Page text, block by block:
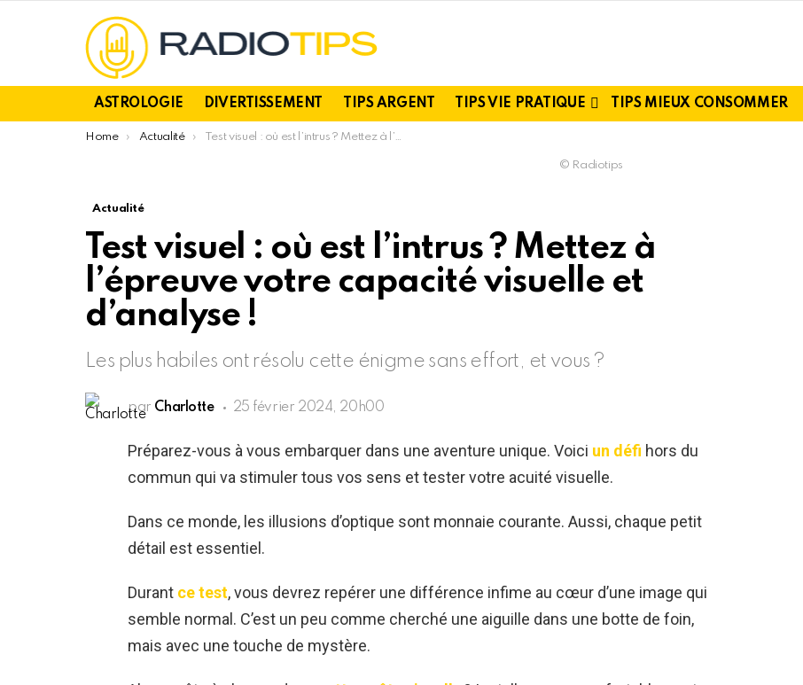
ASTROLOGIE DIVERTISSEMENT TIPS ARGENT TIPS VIE PRATIQUE TIPS MIEUX CONSOMMER
You are here:
Home Actualité Test visuel : où est l’intrus ? Mettez à l’épreuve votre capacité visuelle et d’analyse !
© Radiotips
Actualité
Test visuel : où est l’intrus ? Mettez à
l’épreuve votre capacité visuelle et
d’analyse !
Les plus habiles ont résolu cette énigme sans effort, et vous ?
par Charlotte 25 février 2024, 20h00
Préparez-vous à vous embarquer dans une aventure unique. Voici un défi hors du
commun qui va stimuler tous vos sens et tester votre acuité visuelle.
Dans ce monde, les illusions d’optique sont monnaie courante. Aussi, chaque petit
détail est essentiel.
Durant ce test, vous devrez repérer une différence infime au cœur d’une image qui
semble normal. C’est un peu comme cherché une aiguille dans une botte de foin,
mais avec une touche de mystère.